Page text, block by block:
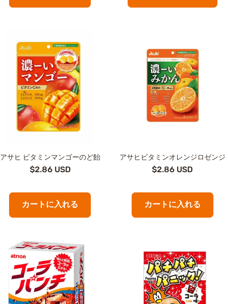
アサヒ ビタミンマンゴーのど飴
$2.86 USD
カートに入れる
アサヒビタミンオレンジロゼンジ
$2.86 USD
カートに入れる